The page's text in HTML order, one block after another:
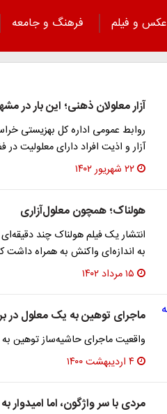
عکس و فیلم فرهنگ و جامعه
آزار معلولان ذهنی؛ این بار در
روابط عمومی اداره کل بهزیستی
آزار و اذیت افراد دارای معلولیت
۲۲ شهریور ۱۴۰۲
هولناک؛ همچون معلول‌آزاری
انتشار یک فیلم هولناک چند
به اندازه‌ای واکنش به همراه داشت
۱۵ مرداد ۱۴۰۲
ماجرای توهین به یک معلول در
واقعیت ماجرای حاشیه‌ساز توهین
۴ اردیبهشت ۱۴۰۰
مردی با سر واژگون، اما امیدوار